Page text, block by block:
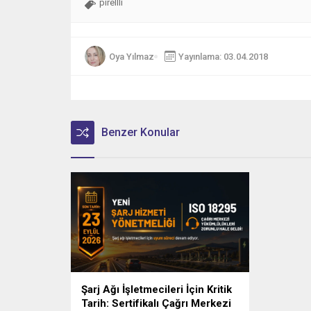
pirellli
Oya Yılmaz Yayınlama: 03.04.2018
Benzer Konular
Şarj Ağı İşletmecileri İçin Kritik
Tarih: Sertifikalı Çağrı Merkezi